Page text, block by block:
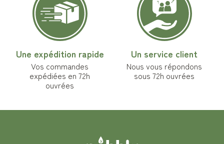
Une expédition rapide
Vos commandes
expédiées en 72h
ouvrées
Un service client
Nous vous répondons
sous 72h ouvrées